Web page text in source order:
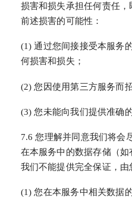
损害和损失承担任何责任
前述损害的可能性：
(1) 通过您间接接受本服务
何损害和损失；
(2) 您因使用第三方服务而
(3) 您未能向我们提供准确
7.6 您理解并同意我们将会
在本服务中的数据存储（
我们不能提供完全保证，由
(1) 您在本服务中相关数据